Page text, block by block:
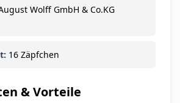
Wolff GmbH & Co.KG
16 Zäpfchen
& Vorteile